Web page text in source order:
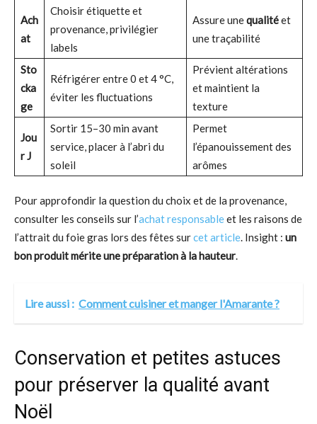
Ach
at
Choisir étiquette et
provenance, privilégier
labels
Assure unequalitéet
une traçabilité
Sto
cka
ge
Réfrigérer entre 0 et 4 °C,
éviter les fluctuations
Prévient altérations
et maintient la
texture
Jou
r J
Sortir 15–30 min avant
service, placer à l’abri du
soleil
Permet
l’épanouissement des
arômes
Pour approfondir la question du choix et de la provenance,
consulter les conseils sur l’achat responsableet les raisons de
l’attrait du foie gras lors des fêtes surcet article. Insight : un
bon produit mérite une préparation à la hauteur.
Lire aussi : Comment cuisiner et manger l'Amarante ?
Conservation et petites astuces
pour préserver la qualité avant
Noël